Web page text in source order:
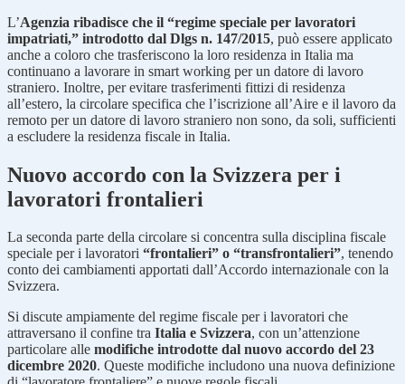
L’Agenzia ribadisce che il “regime speciale per lavoratori
impatriati,” introdotto dal Dlgs n. 147/2015, può essere applicato
anche a coloro che trasferiscono la loro residenza in Italia ma
continuano a lavorare in smart working per un datore di lavoro
straniero. Inoltre, per evitare trasferimenti fittizi di residenza
all’estero, la circolare specifica che l’iscrizione all’Aire e il lavoro da
remoto per un datore di lavoro straniero non sono, da soli, sufficienti
a escludere la residenza fiscale in Italia.
Nuovo accordo con la Svizzera per i
lavoratori frontalieri
La seconda parte della circolare si concentra sulla disciplina fiscale
speciale per i lavoratori “frontalieri” o “transfrontalieri”, tenendo
conto dei cambiamenti apportati dall’Accordo internazionale con la
Svizzera.
Si discute ampiamente del regime fiscale per i lavoratori che
attraversano il confine tra Italia e Svizzera, con un’attenzione
particolare alle modifiche introdotte dal nuovo accordo del 23
dicembre 2020. Queste modifiche includono una nuova definizione